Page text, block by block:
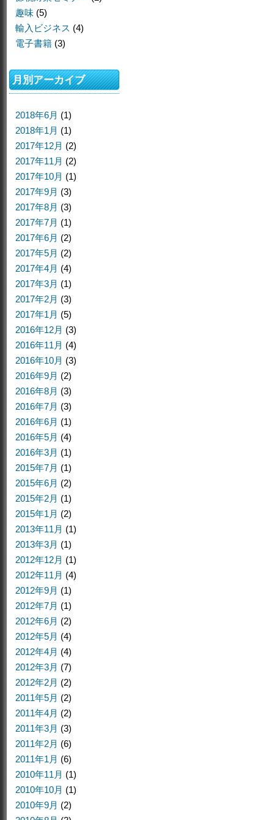
趣味 (5)
輸入ビジネス (4)
電子書籍 (3)
月別アーカイブ
2018年6月 (1)
2018年1月 (1)
2017年12月 (2)
2017年11月 (2)
2017年10月 (1)
2017年9月 (3)
2017年8月 (3)
2017年7月 (1)
2017年6月 (2)
2017年5月 (2)
2017年4月 (4)
2017年3月 (1)
2017年2月 (3)
2017年1月 (5)
2016年12月 (3)
2016年11月 (4)
2016年10月 (3)
2016年9月 (2)
2016年8月 (3)
2016年7月 (3)
2016年6月 (1)
2016年5月 (4)
2016年3月 (1)
2015年7月 (1)
2015年6月 (2)
2015年2月 (1)
2015年1月 (2)
2013年11月 (1)
2013年3月 (1)
2012年12月 (1)
2012年11月 (4)
2012年9月 (1)
2012年7月 (1)
2012年6月 (2)
2012年5月 (4)
2012年4月 (4)
2012年3月 (7)
2012年2月 (2)
2011年5月 (2)
2011年4月 (2)
2011年3月 (3)
2011年2月 (6)
2011年1月 (6)
2010年11月 (1)
2010年10月 (1)
2010年9月 (2)